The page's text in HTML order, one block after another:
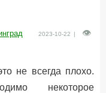
2023-10-22 |
не всегда плохо.
некоторое